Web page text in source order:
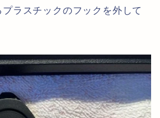
ラスチックのフックを外して